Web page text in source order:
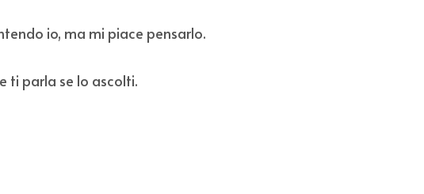
io, ma mi piace pensarlo.
ti parla se lo ascolti.